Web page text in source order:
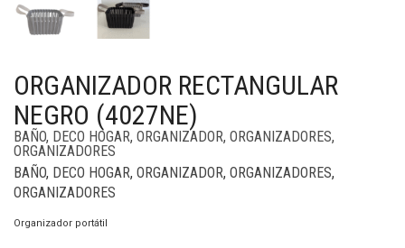
ORGANIZADOR RECTANGULAR
NEGRO (4027NE)
BAÑO, DECO HOGAR, ORGANIZADOR, ORGANIZADORES,
ORGANIZADORES
BAÑO, DECO HOGAR, ORGANIZADOR, ORGANIZADORES,
ORGANIZADORES
Organizador portátil